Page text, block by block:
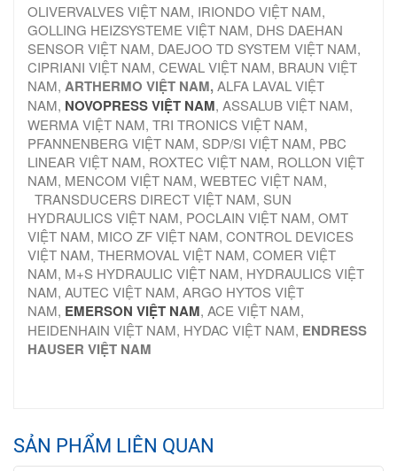
OLIVERVALVES VIỆT NAM, IRIONDO VIỆT NAM,
GOLLING HEIZSYSTEME VIỆT NAM, DHS DAEHAN
SENSOR VIỆT NAM, DAEJOO TD SYSTEM VIỆT NAM,
CIPRIANI VIỆT NAM, CEWAL VIỆT NAM, BRAUN VIỆT
NAM, ARTHERMO VIỆT NAM,ALFA LAVAL VIỆT
NAM, NOVOPRESS VIỆT NAM, ASSALUB VIỆT NAM,
WERMA VIỆT NAM, TRI TRONICS VIỆT NAM,
PFANNENBERG VIỆT NAM, SDP/SI VIỆT NAM, PBC
LINEAR VIỆT NAM, ROXTEC VIỆT NAM, ROLLON VIỆT
NAM, MENCOM VIỆT NAM, WEBTEC VIỆT NAM,
TRANSDUCERS DIRECT VIỆT NAM, SUN
HYDRAULICS VIỆT NAM, POCLAIN VIỆT NAM, OMT
VIỆT NAM, MICO ZF VIỆT NAM, CONTROL DEVICES
VIỆT NAM, THERMOVAL VIỆT NAM, COMER VIỆT
NAM, M+S HYDRAULIC VIỆT NAM, HYDRAULICS VIỆT
NAM, AUTEC VIỆT NAM, ARGO HYTOS VIỆT
NAM, EMERSON VIỆT NAM, ACE VIỆT NAM,
HEIDENHAIN VIỆT NAM, HYDAC VIỆT NAM, ENDRESS
HAUSER VIỆT NAM
SẢN PHẨM LIÊN QUAN